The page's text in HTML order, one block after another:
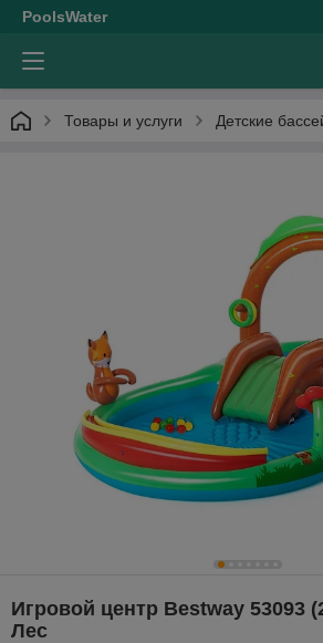
PoolsWater
Товары и услуги Детские
Игровой центр Bestway 53093
Лес